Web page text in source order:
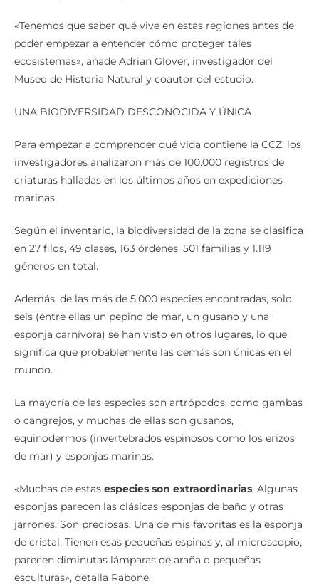
«Tenemos que saber qué vive en estas regiones antes de
poder empezar a entender cómo proteger tales
ecosistemas», añade Adrian Glover, investigador del
Museo de Historia Natural y coautor del estudio.
UNA BIODIVERSIDAD DESCONOCIDA Y ÚNICA
Para empezar a comprender qué vida contiene la CCZ, los
investigadores analizaron más de 100.000 registros de
criaturas halladas en los últimos años en expediciones
marinas.
Según el inventario, la biodiversidad de la zona se clasifica
en 27 filos, 49 clases, 163 órdenes, 501 familias y 1.119
géneros en total.
Además, de las más de 5.000 especies encontradas, solo
seis (entre ellas un pepino de mar, un gusano y una
esponja carnívora) se han visto en otros lugares, lo que
significa que probablemente las demás son únicas en el
mundo.
La mayoría de las especies son artrópodos, como gambas
o cangrejos, y muchas de ellas son gusanos,
equinodermos (invertebrados espinosos como los erizos
de mar) y esponjas marinas.
«Muchas de estas especies son extraordinarias. Algunas
esponjas parecen las clásicas esponjas de baño y otras
jarrones. Son preciosas. Una de mis favoritas es la esponja
de cristal. Tienen esas pequeñas espinas y, al microscopio,
parecen diminutas lámparas de araña o pequeñas
esculturas», detalla Rabone.